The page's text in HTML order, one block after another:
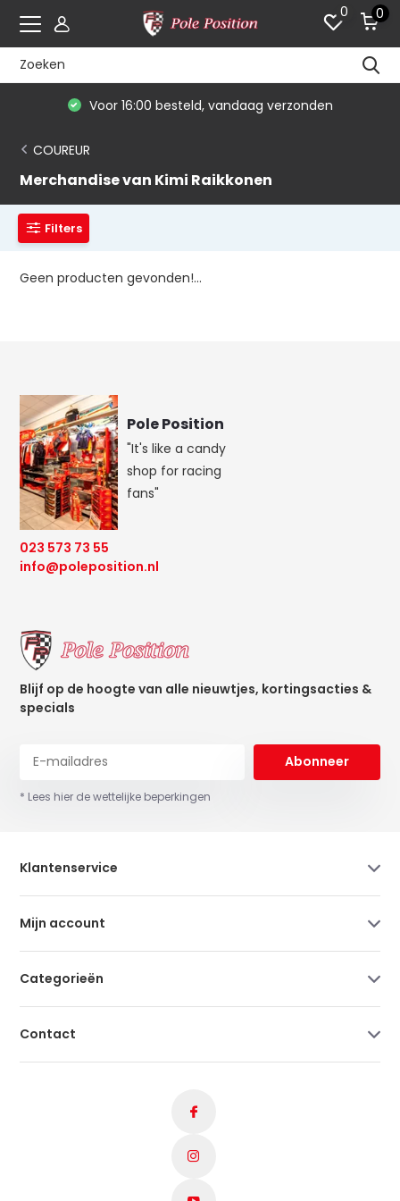
0 0
Voor 16:00 besteld, vandaag verzonden
COUREUR
Merchandise van Kimi Raikkonen
Filters
Geen producten gevonden!...
Pole Position
"It's like a candy
shop for racing
fans"
023 573 73 55
info@poleposition.nl
Blijf op de hoogte van alle nieuwtjes, kortingsacties &
specials
Abonneer
* Lees hier de wettelijke beperkingen
Klantenservice
Mijn account
Categorieën
Contact